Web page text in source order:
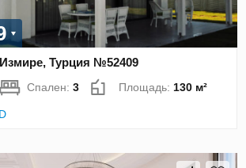
Турция №52409
Спален:3 Площадь: 130 м²